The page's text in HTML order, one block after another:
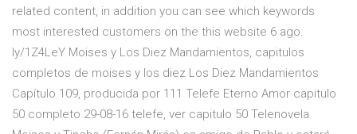
related content, in addition you can see which keywords
most interested customers on the this website 6 ago.
ly/1Z4LeY Moises y Los Diez Mandamientos, capitulos
completos de moises y los diez Los Diez Mandamientos
Capítulo 109, producida por 111 Telefe Eterno Amor capitulo
50 completo 29-08-16 telefe, ver capitulo 50 Telenovela